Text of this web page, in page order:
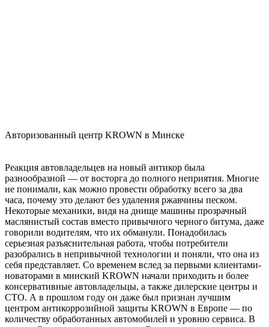
Авторизованный центр KROWN в Минске
Реакция автовладельцев на новый антикор была
разнообразной — от восторга до полного неприятия. Многие
не понимали, как можно провести обработку всего за два
часа, почему это делают без удаления ржавчины песком.
Некоторые механики, видя на днище машины прозрачный
маслянистый состав вместо привычного черного битума, даже
говорили водителям, что их обманули. Понадобилась
серьезная разъяснительная работа, чтобы потребители
разобрались в непривычной технологии и поняли, что она из
себя представляет. Со временем вслед за первыми клиентами-
новаторами в минский KROWN начали приходить и более
консервативные автовладельцы, а также дилерские центры и
СТО. А в прошлом году он даже был признан лучшим
центром антикоррозийной защиты KROWN в Европе — по
количеству обработанных автомобилей и уровню сервиса. В